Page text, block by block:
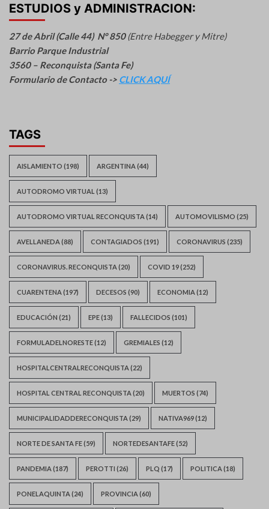
ESTUDIOS y ADMINISTRACION:
27 de Abril (Calle 44) N° 850(Entre Habegger y Mitre)
Barrio Parque Industrial
3560 – Reconquista (Santa Fe)
Formulario de Contacto -> CLICK AQUÍ
TAGS
AISLAMIENTO (198) ARGENTINA (44)
AUTODROMO VIRTUAL (13)
AUTODROMO VIRTUAL RECONQUISTA (14) AUTOMOVILISMO (25)
AVELLANEDA (88) CONTAGIADOS (191) CORONAVIRUS (235)
CORONAVIRUS. RECONQUISTA (20) COVID 19(252)
CUARENTENA (197) DECESOS (90) ECONOMIA (12)
EDUCACIÓN (21) EPE(13) FALLECIDOS (101)
FORMULADELNORESTE(12) GREMIALES (12)
HOSPITALCENTRALRECONQUISTA (22)
HOSPITAL CENTRAL RECONQUISTA (20) MUERTOS (74)
MUNICIPALIDADDERECONQUISTA (29) NATIVA969(12)
NORTE DE SANTA FE(59) NORTEDESANTAFE(52)
PANDEMIA (187) PEROTTI (26) PLQ (17) POLITICA (18)
PONELAQUINTA (24) PROVINCIA (60)